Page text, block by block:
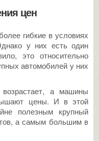
цен
гибкие в условиях
у них есть один
это относительно
автомобилей у них
а машины
цены. И в этой
полезным крупный
а самым большим в